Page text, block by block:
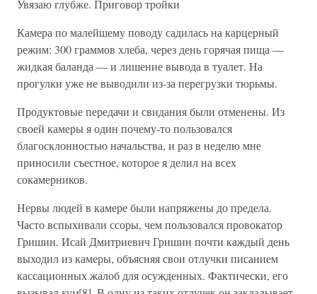
Увязаю глубже. Приговор тройки
Камера по малейшему поводу садилась на карцерный
режим: 300 граммов хлеба, через день горячая пища —
жидкая баланда — и лишение вывода в туалет. На
прогулки уже не выводили из-за перегрузки тюрьмы.
Продуктовые передачи и свидания были отменены. Из
своей камеры я один почему-то пользовался
благосклонностью начальства, и раз в неделю мне
приносили съестное, которое я делил на всех
сокамерников.
Нервы людей в камере были напряжены до предела.
Часто вспыхивали ссоры, чем пользовался провокатор
Гришин. Исай Дмитриевич Гришин почти каждый день
выходил из камеры, объясняя свои отлучки писанием
кассационных жалоб для осужденных. Фактически, его